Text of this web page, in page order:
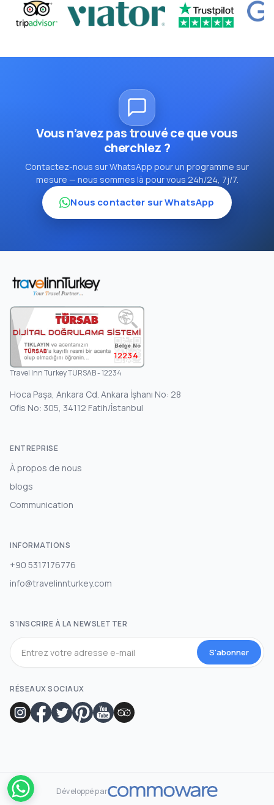
Vous n’avez pas trouvé ce que vous
cherchiez ?
Contactez-nous sur WhatsApp pour un programme sur
mesure — nous sommes là pour vous 24h/24, 7j/7.
Nous contacter sur WhatsApp
12234
Travel Inn Turkey TURSAB - 12234
Hoca Paşa, Ankara Cd. Ankara İşhanı No: 28
Ofis No: 305, 34112 Fatih/İstanbul
ENTREPRISE
À propos de nous
blogs
Communication
INFORMATIONS
+90 5317176776
info@travelinnturkey.com
S'INSCRIRE À LA NEWSLETTER
S'abonner
RÉSEAUX SOCIAUX
Développé par